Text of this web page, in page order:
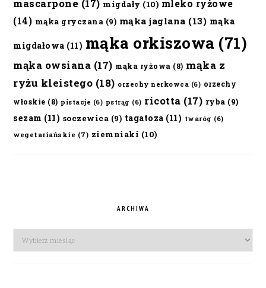
mascarpone (17) migdały (10) mleko ryżowe
(14) mąka gryczana (9) mąka jaglana (13) mąka
migdałowa (11) mąka orkiszowa (71)
mąka owsiana (17) mąka ryżowa (8) mąka z
ryżu kleistego (18) orzechy nerkowca (6) orzechy
włoskie (8) pistacje (6) pstrąg (6) ricotta (17) ryba (9)
sezam (11) soczewica (9) tagatoza (11) twaróg (6)
wegetariańskie (7) ziemniaki (10)
ARCHIWA
Archiwa